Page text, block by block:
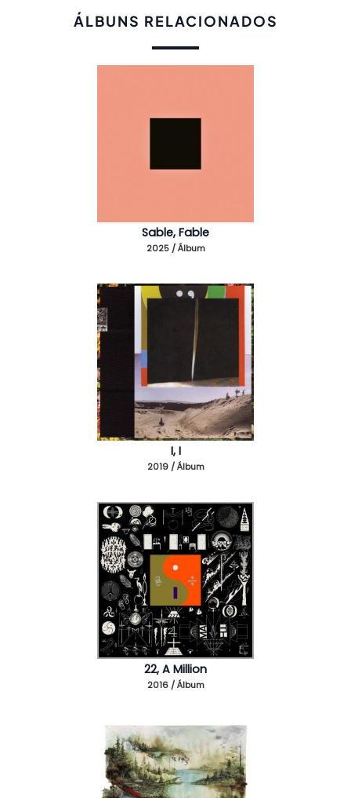
ÁLBUNS RELACIONADOS
Sable, Fable
2025 / Álbum
I, I
2019 / Álbum
22, A Million
2016 / Álbum